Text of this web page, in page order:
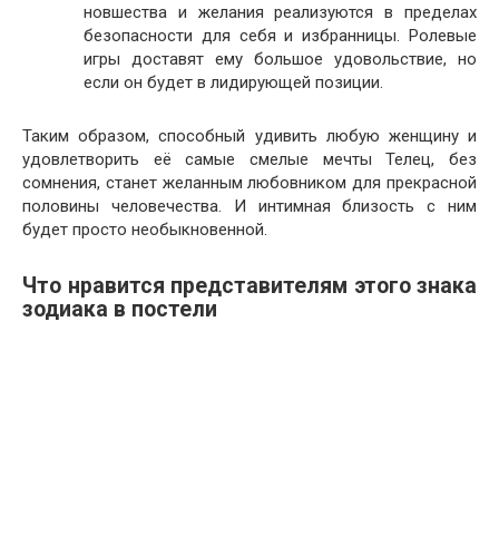
новшества и желания реализуются в пределах
безопасности для себя и избранницы. Ролевые
игры доставят ему большое удовольствие, но
если он будет в лидирующей позиции.
Таким образом, способный удивить любую женщину и
удовлетворить её самые смелые мечты Телец, без
сомнения, станет желанным любовником для прекрасной
половины человечества. И интимная близость с ним
будет просто необыкновенной.
Что нравится представителям этого знака
зодиака в постели